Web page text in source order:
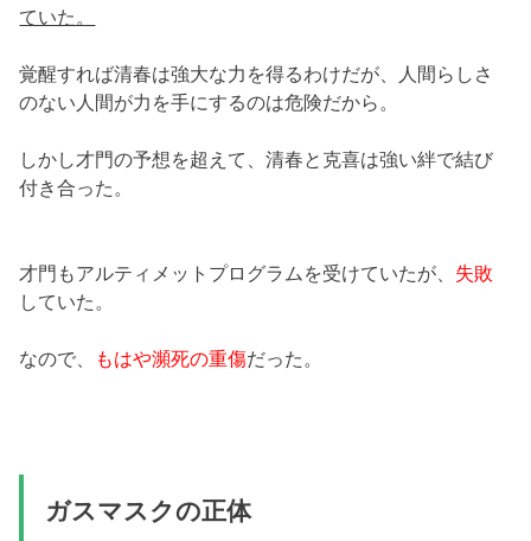
ていた。
覚醒すれば清春は強大な力を得るわけだが、人間らしさ
のない人間が力を手にするのは危険だから。
しかし才門の予想を超えて、清春と克喜は強い絆で結び
付き合った。
才門もアルティメットプログラムを受けていたが、 失敗
していた。
なので、 もはや瀕死の重傷だった。
ガスマスクの正体